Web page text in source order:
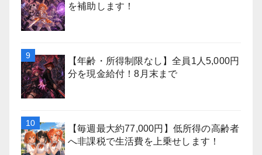
を補助します！
【年齢・所得制限なし】全員1人5,000円
分を現金給付！8月末まで
【毎週最大約77,000円】低所得の高齢者
へ非課税で生活費を上乗せします！